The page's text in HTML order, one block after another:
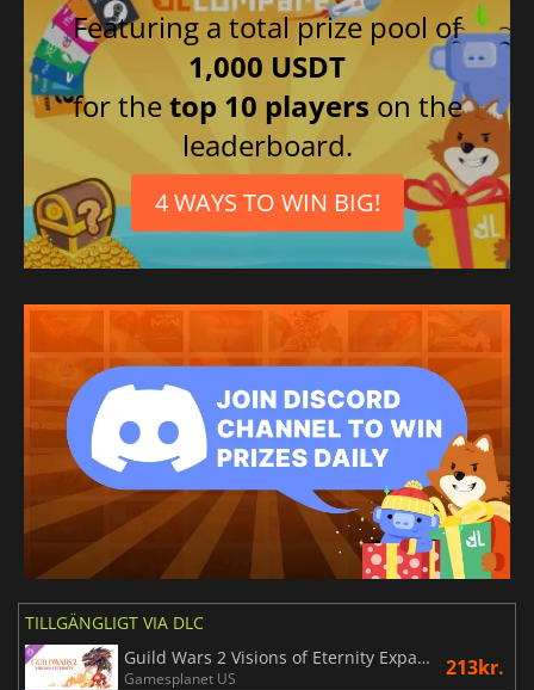
Featuring a total prize pool of
1,000 USDT
for thetop 10 players on the
leaderboard.
4 WAYS TO WIN BIG!
TILLGÄNGLIGT VIA DLC
Guild Wars 2 Visions of Eternity Expansion
Gamesplanet US 213kr.